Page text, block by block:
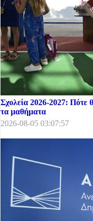
Σχολεία 2026-2027: Πότε
τα μαθήματα
2026-08-05 03:07:57